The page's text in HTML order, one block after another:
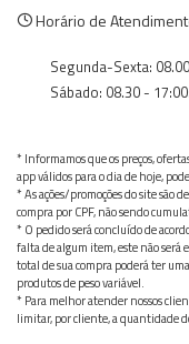
Horário de
Segunda-Sexta:
Sábado: 08.30 -
* Informamos que os preços,
app válidos para o dia de hoje,
* As ações/promoções do site são
compra por CPF, não sendo
* O pedido será concluído de
falta de algum item, este não será
total de sua compra poderá ter
produtos de peso variável.
* Para melhor atender nossos
limitar, por cliente, a quantidade